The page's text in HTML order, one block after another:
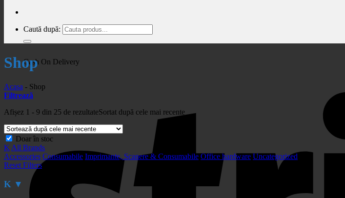
Cash On Delivery
Caută după:
Shop
Acasa - Shop
Filtrează
Afișez 1 - 9 din 25 de rezultateSortat după cele mai recente
Doar în stoc
K All Brands
Accessories Consumabile Imprimante, Scanere & Consumabile Office hardware Uncategorized
Reset Filters
K ▼